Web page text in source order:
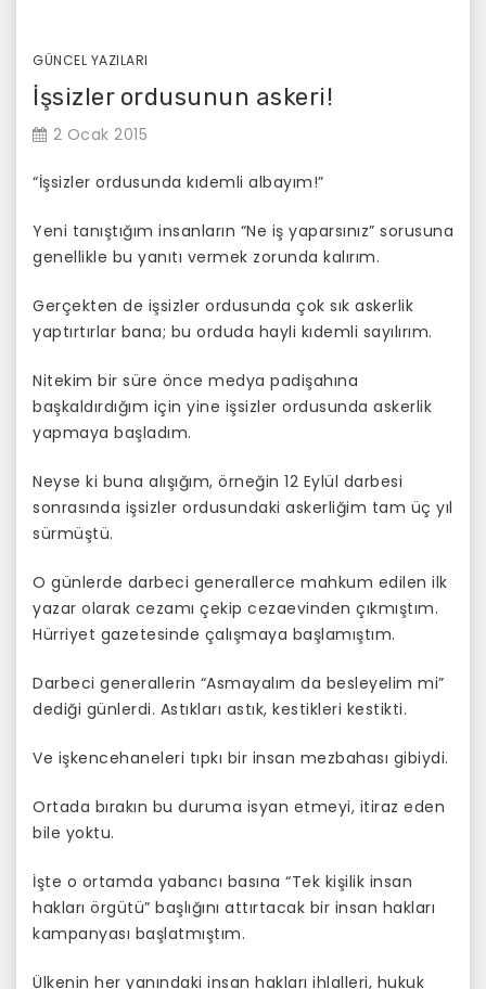
GÜNCEL YAZILARI
İşsizler ordusunun askeri!
2 Ocak 2015
“İşsizler ordusunda kıdemli albayım!”
Yeni tanıştığım insanların “Ne iş yaparsınız” sorusuna
genellikle bu yanıtı vermek zorunda kalırım.
Gerçekten de işsizler ordusunda çok sık askerlik
yaptırtırlar bana; bu orduda hayli kıdemli sayılırım.
Nitekim bir süre önce medya padişahına
başkaldırdığım için yine işsizler ordusunda askerlik
yapmaya başladım.
Neyse ki buna alışığım, örneğin 12 Eylül darbesi
sonrasında işsizler ordusundaki askerliğim tam üç yıl
sürmüştü.
O günlerde darbeci generallerce mahkum edilen ilk
yazar olarak cezamı çekip cezaevinden çıkmıştım.
Hürriyet gazetesinde çalışmaya başlamıştım.
Darbeci generallerin “Asmayalım da besleyelim mi”
dediği günlerdi. Astıkları astık, kestikleri kestikti.
Ve işkencehaneleri tıpkı bir insan mezbahası gibiydi.
Ortada bırakın bu duruma isyan etmeyi, itiraz eden
bile yoktu.
İşte o ortamda yabancı basına “Tek kişilik insan
hakları örgütü” başlığını attırtacak bir insan hakları
kampanyası başlatmıştım.
Ülkenin her yanındaki insan hakları ihlalleri, hukuk